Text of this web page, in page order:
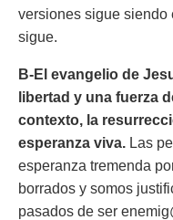
versiones sigue siendo
sigue.
B-El evangelio de
libertad y una fuerza
contexto, l a
esperanza viva. Las
esperanza tremenda
borrados y somos
pasados de ser